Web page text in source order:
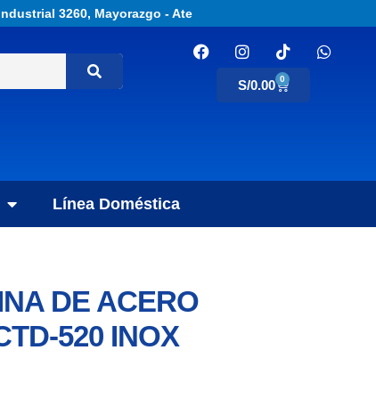
3260, Mayorazgo - Ate
S/0.00 0
Línea Doméstica
DE ACERO
520 INOX